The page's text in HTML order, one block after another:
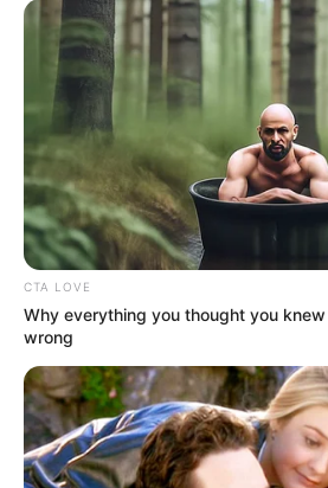
Orbán Viktor volt
köztársasági elnöki jelölése és
választása rendszeresen
politikai közbeszédben. Bár a
kommunikáció ezt a
következetesen cáfolta vagy
elemzők és a közvélemény
racionális hatalomtechnikai
a lehetőséget.
Az alábbiakban összefoglaljuk a
szempontokat és elemzői
felvetés mellett és ellen
Orbán Viktor neve köztársasági
politikai státusz: Több évtizedes
CTA LOVE
Why everything you thought you
wrong